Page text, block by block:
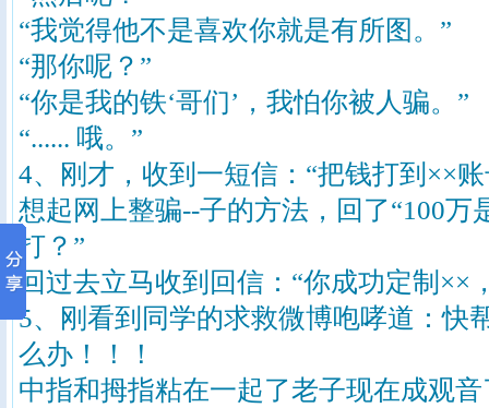
“我觉得他不是喜欢你就是有所图。”
“那你呢？”
“你是我的铁‘哥们’，我怕你被人骗。”
“...... 哦。”
4、刚才，收到一短信：“把钱打到××
想起网上整骗--子的方法，回了“100万
打？”
回过去立马收到回信：“你成功定制××
5、刚看到同学的求救微博咆哮道：快
么办！！！
中指和拇指粘在一起了老子现在成观